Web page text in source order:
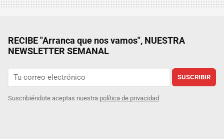
RECIBE "Arranca que nos vamos", NUESTRA
NEWSLETTER SEMANAL
SUSCRIBIR
Suscribiéndote aceptas nuestra política de privacidad